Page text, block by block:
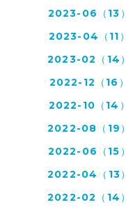
2023-06（13）
2023-04（11）
2023-02（14）
2022-12（16）
2022-10（14）
2022-08（19）
2022-06（15）
2022-04（13）
2022-02（14）